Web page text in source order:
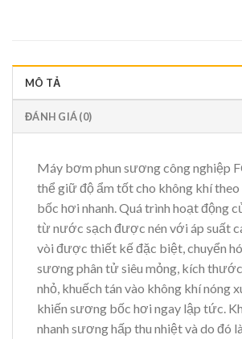
MÔ TẢ
ĐÁNH GIÁ (0)
Máy bơm phun sương công nghiệp
thể giữ độ ẩm tốt cho không khí theo
bốc hơi nhanh. Quá trình hoạt động
từ nước sạch được nén với áp suất
vòi được thiết kế đặc biệt, chuyển
sương phân tử siêu mỏng, kích
nhỏ, khuếch tán vào không khí nóng
khiến sương bốc hơi ngay lập tức.
nhanh sương hấp thu nhiệt và do đó